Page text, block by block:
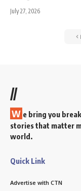
July 27, 2026
//
W e bring you
stories that matter
world.
Quick Link
Advertise with CTN